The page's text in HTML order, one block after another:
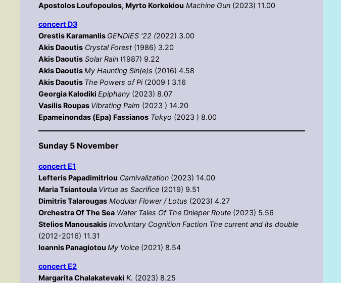
Apostolos Loufopoulos, Myrto Korkokiou Machine Gun (2023) 11.00
concert D3
Orestis Karamanlis GENDIES ’22 (2022) 3.00
Akis Daoutis Crystal Forest (1986) 3.20
Akis Daoutis Solar Rain (1987) 9.22
Akis DaoutisMy Haunting Sin(e)s (2016) 4.58
Akis Daoutis The Powers of Pi (2009 ) 3.16
Georgia Kalodiki Epiphany (2023) 8.07
Vasilis Roupas Vibrating Palm (2023 ) 14.20
Epameinondas (Epa) Fassianos Tokyo (2023 ) 8.00
Sunday 5 November
concert E1
Lefteris Papadimitriou Carnivalization (2023) 14.00
Maria Tsiantoula Virtue as Sacrifice (2019) 9.51
Dimitris Talarougas Modular Flower / Lotus (2023) 4.27
Orchestra Of The Sea Water Tales Of The Dnieper Route (2023) 5.56
Stelios ManousakisInvoluntary Cognition Faction The current and its double
(2012-2016) 11.31
Ioannis Panagiotou My Voice (2021) 8.54
concert E2
Margarita Chalakatevaki K. (2023) 8.25